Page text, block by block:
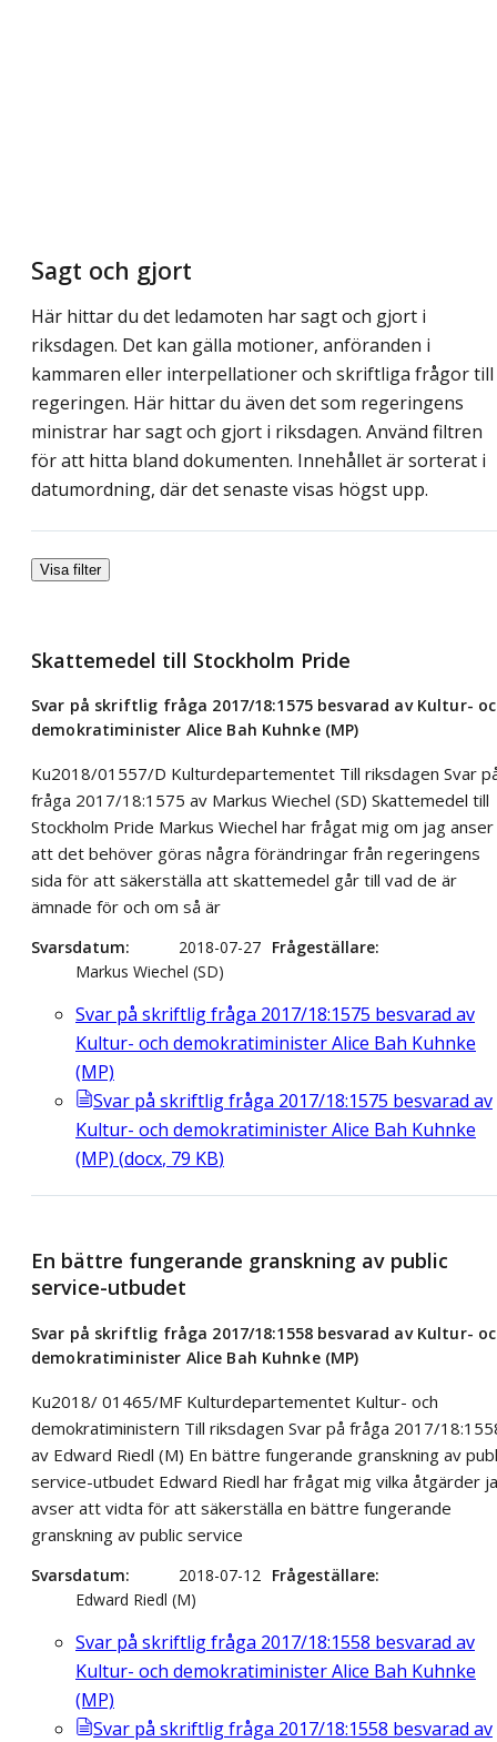
Sagt och gjort
Här hittar du det ledamoten har sagt och gjort i
riksdagen. Det kan gälla motioner, anföranden i
kammaren eller interpellationer och skriftliga frågor till
regeringen. Här hittar du även det som regeringens
ministrar har sagt och gjort i riksdagen. Använd filtren
för att hitta bland dokumenten. Innehållet är sorterat i
datumordning, där det senaste visas högst upp.
Visa filter
Skattemedel till Stockholm Pride
Svar på skriftlig fråga 2017/18:1575 besvarad av Kultur-
demokratiminister Alice Bah Kuhnke (MP)
Ku2018/01557/D Kulturdepartementet Till riksdagen Svar
fråga 2017/18:1575 av Markus Wiechel (SD) Skattemedel till
Stockholm Pride Markus Wiechel har frågat mig om jag anser
att det behöver göras några förändringar från regeringens
sida för att säkerställa att skattemedel går till vad de är
ämnade för och om så är
Svarsdatum 2018-07-27 Frågeställare
Markus Wiechel (SD)
Svar på skriftlig fråga 2017/18:1575 besvarad av
Kultur- och demokratiminister Alice Bah Kuhnke
(MP)
Svar på skriftlig fråga 2017/18:1575 besvarad av
Kultur- och demokratiminister Alice Bah Kuhnke
(MP) (docx, 79 KB)
En bättre fungerande granskning av public
service-utbudet
Svar på skriftlig fråga 2017/18:1558 besvarad av Kultur-
demokratiminister Alice Bah Kuhnke (MP)
Ku2018/ 01465/MF Kulturdepartementet Kultur- och
demokratiministern Till riksdagen Svar på fråga 2017/
av Edward Riedl (M) En bättre fungerande granskning av
service-utbudet Edward Riedl har frågat mig vilka åtgärder
avser att vidta för att säkerställa en bättre fungerande
granskning av public service
Svarsdatum 2018-07-12 Frågeställare
Edward Riedl (M)
Svar på skriftlig fråga 2017/18:1558 besvarad av
Kultur- och demokratiminister Alice Bah Kuhnke
(MP)
Svar på skriftlig fråga 2017/18:1558 besvarad av